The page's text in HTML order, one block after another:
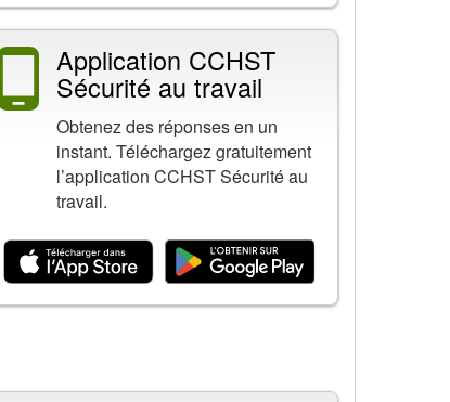
Application CCHST
Sécurité au travail
Obtenez des réponses en un
instant. Téléchargez gratuitement
l’application CCHST Sécurité au
travail.